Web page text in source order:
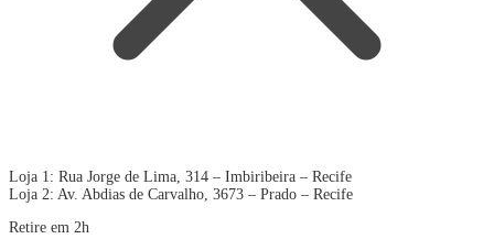
Loja 1: Rua Jorge de Lima, 314 – Imbiribeira – Recife
Loja 2: Av. Abdias de Carvalho, 3673 – Prado – Recife
Retire em 2h